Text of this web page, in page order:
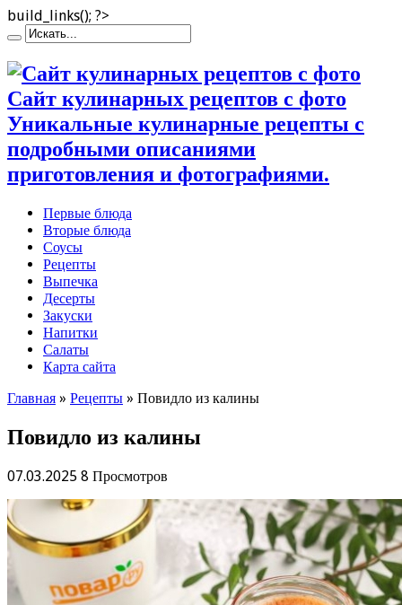
build_links(); ?>
Сайт кулинарных рецептов с фото
Уникальные кулинарные рецепты с
подробными описаниями
приготовления и фотографиями.
Первые блюда
Вторые блюда
Соусы
Рецепты
Выпечка
Десерты
Закуски
Напитки
Салаты
Карта сайта
Главная » Рецепты » Повидло из калины
Повидло из калины
07.03.2025 8 Просмотров